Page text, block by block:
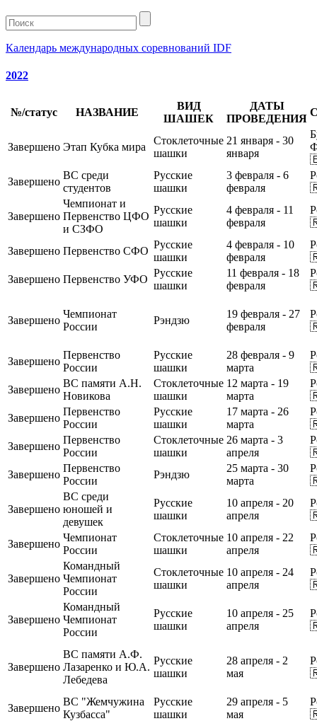
Календарь международных соревнований IDF
2022
№/статус НАЗВАНИЕ
ВИД
ШАШЕК
ДАТЫ
ПРОВЕДЕНИЯ
Завершено Этап Кубка мира
Стоклеточные
шашки
21 января - 30
января
Завершено
ВС среди
студентов
Русские
шашки
3 февраля - 6
февраля
Завершено
Чемпионат и
Первенство ЦФО
и СЗФО
Русские
шашки
4 февраля - 11
февраля
Завершено Первенство СФО
Русские
шашки
4 февраля - 10
февраля
Завершено Первенство УФО
Русские
шашки
11 февраля - 18
февраля
Завершено
Чемпионат
России
Рэндзю
19 февраля - 27
февраля
Завершено
Первенство
России
Русские
шашки
28 февраля - 9
марта
Завершено
ВС памяти А.Н.
Новикова
Стоклеточные
шашки
12 марта - 19
марта
Завершено
Первенство
России
Русские
шашки
17 марта - 26
марта
Завершено
Первенство
России
Стоклеточные
шашки
26 марта - 3
апреля
Завершено
Первенство
России
Рэндзю
25 марта - 30
марта
Завершено
ВС среди
юношей и
девушек
Русские
шашки
10 апреля - 20
апреля
Завершено
Чемпионат
России
Стоклеточные
шашки
10 апреля - 22
апреля
Завершено
Командный
Чемпионат
России
Стоклеточные
шашки
10 апреля - 24
апреля
Завершено
Командный
Чемпионат
России
Русские
шашки
10 апреля - 25
апреля
Завершено
ВС памяти А.Ф.
Лазаренко и Ю.А.
Лебедева
Русские
шашки
28 апреля - 2
мая
Завершено
ВС "Жемчужина
Кузбасса"
Русские
шашки
29 апреля - 5
мая